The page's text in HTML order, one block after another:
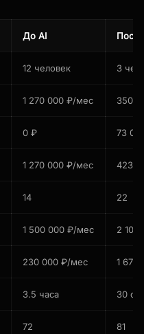
До AI
12 человек 3
1 270 000 ₽/мес 350
0 ₽ 73
1 270 000 ₽/мес 423
14 22
1 500 000 ₽/мес 2 100
230 000 ₽/мес 1 677
3.5 часа 30
72 81